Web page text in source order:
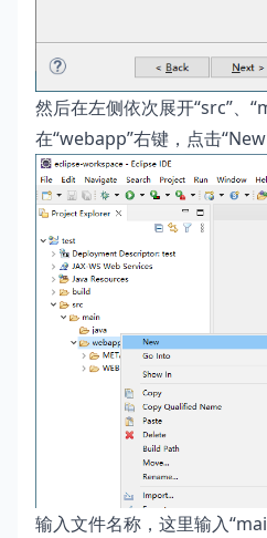
然后在左侧依次展开“src”、
在“webapp”右键，点击“New”
输入文件名称，这里输入